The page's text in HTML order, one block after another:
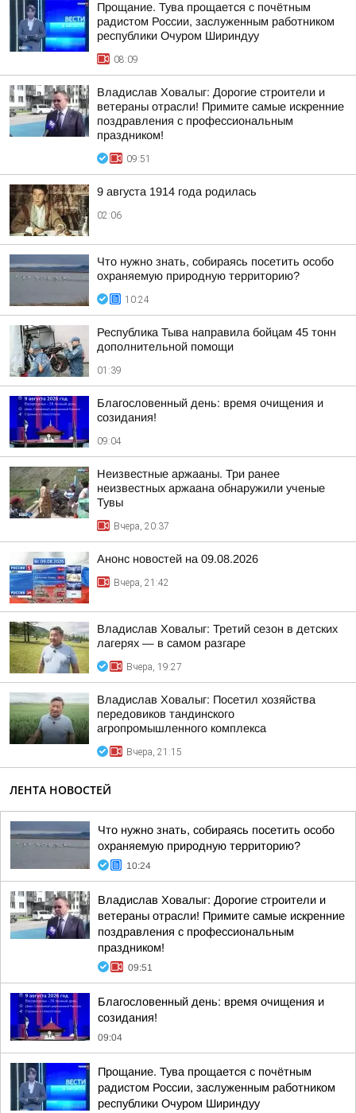
Прощание. Тува прощается с почётным
радистом России, заслуженным работником
республики Очуром Шириндуу
08:09
Владислав Ховалыг: Дорогие строители и
ветераны отрасли! Примите самые искренние
поздравления с профессиональным
праздником!
09:51
9 августа 1914 года родилась
02:06
Что нужно знать, собираясь посетить особо
охраняемую природную территорию?
10:24
Республика Тыва направила бойцам 45 тонн
дополнительной помощи
01:39
Благословенный день: время очищения и
созидания!
09:04
Неизвестные аржааны. Три ранее
неизвестных аржаана обнаружили ученые
Тувы
Вчера, 20:37
Анонс новостей на 09.08.2026
Вчера, 21:42
Владислав Ховалыг: Третий сезон в детских
лагерях — в самом разгаре
Вчера, 19:27
Владислав Ховалыг: Посетил хозяйства
передовиков тандинского
агропромышленного комплекса
Вчера, 21:15
ЛЕНТА НОВОСТЕЙ
Что нужно знать, собираясь посетить особо
охраняемую природную территорию?
10:24
Владислав Ховалыг: Дорогие строители и
ветераны отрасли! Примите самые искренние
поздравления с профессиональным
праздником!
09:51
Благословенный день: время очищения и
созидания!
09:04
Прощание. Тува прощается с почётным
радистом России, заслуженным работником
республики Очуром Шириндуу